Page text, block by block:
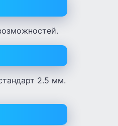
2.5 мм.